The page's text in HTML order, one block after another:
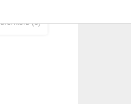
(0)